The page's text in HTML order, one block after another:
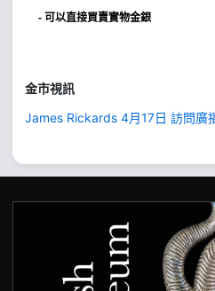
- 可以直接買賣實物金銀
金市視訊
James Rickards 4月17日 訪問廣